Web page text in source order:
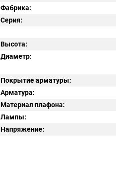
Фабрика:
Серия:
Высота:
Диаметр:
Покрытие арматуры:
Арматура:
Материал плафона:
Лампы:
Напряжение: